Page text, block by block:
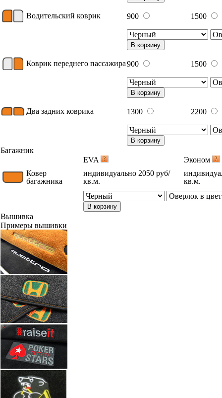
Водительский коврик 900 1500
В корзину
Коврик переднего пассажира900 1500
В корзину
Два задних коврика 1300 2200
В корзину
Багажник
EVA
Эконом
Ковер
багажника
индивидуально 2050 руб/
кв.м.
кв.м.
В корзину
Вышивка
Примеры вышивки